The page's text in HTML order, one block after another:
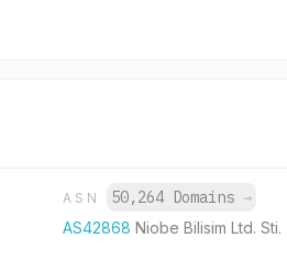
ASN 50,264 Domains →
AS42868Niobe Bilisim Ltd. Sti.